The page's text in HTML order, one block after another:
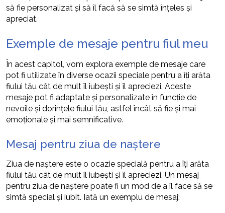
să fie personalizat și să îl facă să se simtă înțeles și
apreciat.
Exemple de mesaje pentru fiul meu
În acest capitol, vom explora exemple de mesaje care
pot fi utilizate în diverse ocazii speciale pentru a îți arăta
fiului tău cât de mult îl iubești și îl apreciezi. Aceste
mesaje pot fi adaptate și personalizate în funcție de
nevoile și dorințele fiului tău, astfel încât să fie și mai
emoționale și mai semnificative.
Mesaj pentru ziua de naștere
Ziua de naștere este o ocazie specială pentru a îți arăta
fiului tău cât de mult îl iubești și îl apreciezi. Un mesaj
pentru ziua de naștere poate fi un mod de a îl face să se
simtă special și iubit. Iată un exemplu de mesaj: